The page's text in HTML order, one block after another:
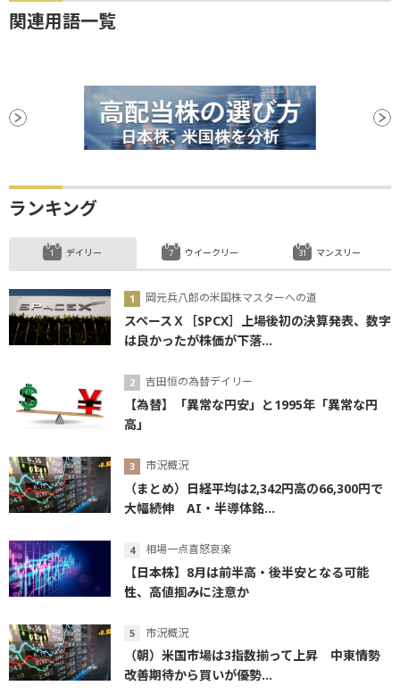
関連用語一覧
ランキング
デイリー
岡元兵八郎の米国株マスターへの道
スペースＸ［SPCX］上場後初の決算発表、数字
は良かったが株価が下落...
吉田恒の為替デイリー
【為替】「異常な円安」と1995年「異常な円
高」
市況概況
（まとめ）日経平均は2,342円高の66,300円で
大幅続伸 AI・半導体銘...
相場一点喜怒哀楽
【日本株】8月は前半高・後半安となる可能
性、高値掴みに注意か
市況概況
（朝）米国市場は3指数揃って上昇 中東情勢
改善期待から買いが優勢...
ウイークリー マンスリー